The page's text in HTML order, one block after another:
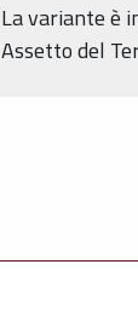
La variante è
Assetto del